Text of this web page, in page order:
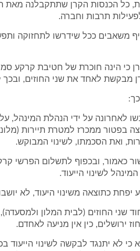
כל הכנסות הקרן שתתקבלנה מאת
תרבות וחברה.
משאבים ככל שידרשו לתחזוקה
מבקשת לאחד את שני החוזים, ובכך
לאחרונה על ידי הנהלת המינהל, על
בפטור ממכרז למטרת תיירות
ואת הסכמתו, לשינוי המבוקש.
כאמור, ובכפוף לתשלום הפרשי
לשינוי הייעוד.
יפחת כתוצאה משינוי היעוד, לא
שני החוזים (לבית המלון
ירושלים, כין אין מניעה לאחדם.
כי לא יתנגד לבקשה לשינוי הייעוד